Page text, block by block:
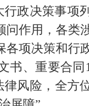
政决策事项
问作用，各类
各项决策和行
书、重要合同
风险，全方